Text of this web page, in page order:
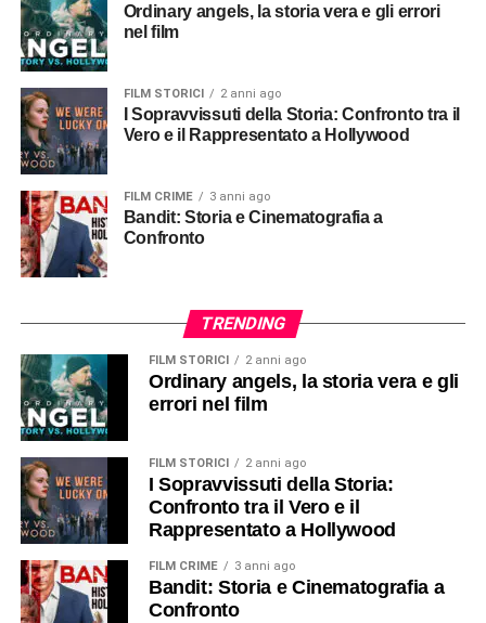
Ordinary angels, la storia vera e gli errori
nel film
FILM STORICI 2 anni ago
Vero e il Rappresentato a Hollywood
FILM CRIME 3 anni ago
Bandit: Storia e Cinematografia a
Confronto
TRENDING
FILM STORICI 2 anni ago
Ordinary angels, la storia vera e gli
errori nel film
FILM STORICI 2 anni ago
I Sopravvissuti della Storia:
Confronto tra il Vero e il
Rappresentato a Hollywood
FILM CRIME 3 anni ago
Bandit: Storia e Cinematografia a
Confronto